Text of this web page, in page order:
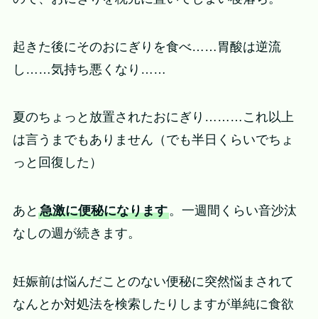
起きた後にそのおにぎりを食べ……胃酸は逆流
し……気持ち悪くなり……
夏のちょっと放置されたおにぎり………これ以上
は言うまでもありません（でも半日くらいでちょ
っと回復した）
あと 急激に便秘になります。一週間くらい音沙汰
なしの週が続きます。
妊娠前は悩んだことのない便秘に突然悩まされて
なんとか対処法を検索したりしますが単純に食欲